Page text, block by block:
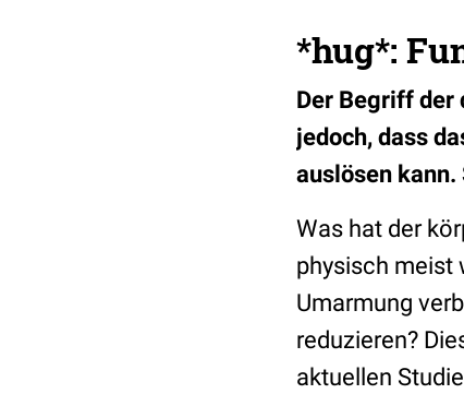
*hug*:
Der Begriff der
jedoch, dass
auslösen kann.
Was hat der
physisch meist
Umarmung
reduzieren?
aktuellen